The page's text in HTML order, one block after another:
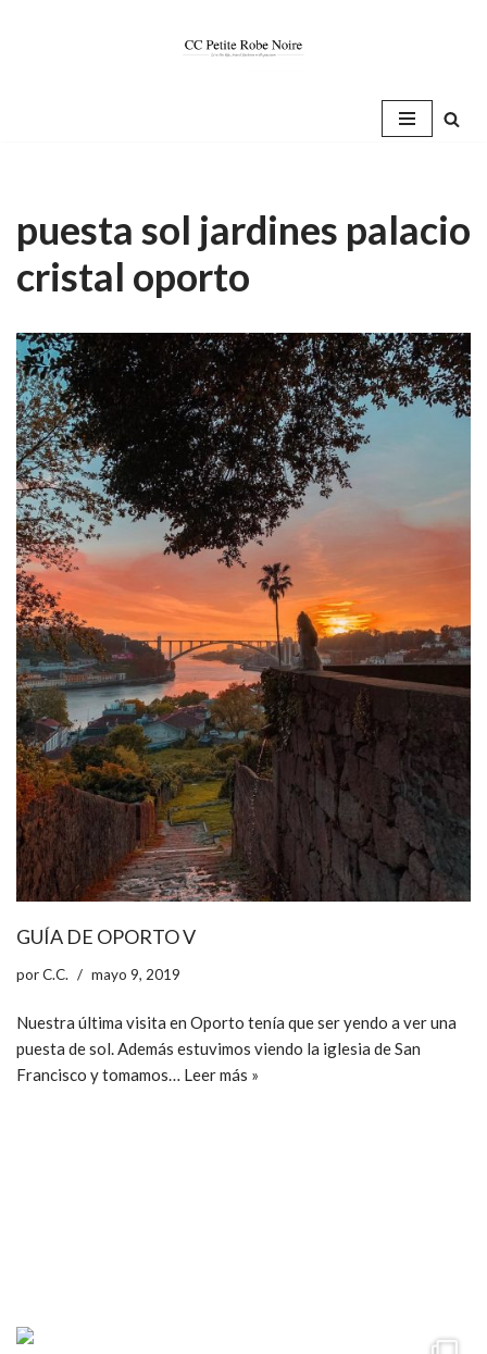
puesta sol jardines palacio
cristal oporto
GUÍA DE OPORTO V
porC.C. mayo 9, 2019
Nuestra última visita en Oporto tenía que ser yendo a ver una
puesta de sol. Además estuvimos viendo la iglesia de San
Francisco y tomamos… Leer más »